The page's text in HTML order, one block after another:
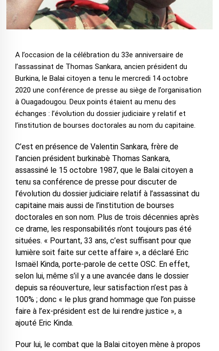
A l’occasion de la célébration du 33e anniversaire de
l’assassinat de Thomas Sankara, ancien président du
Burkina, le Balai citoyen a tenu le mercredi 14 octobre
2020 une conférence de presse au siège de l’organisation
à Ouagadougou. Deux points étaient au menu des
échanges : l’évolution du dossier judiciaire y relatif et
l’institution de bourses doctorales au nom du capitaine.
C’est en présence de Valentin Sankara, frère de
l’ancien président burkinabè Thomas Sankara,
assassiné le 15 octobre 1987, que le Balai citoyen a
tenu sa conférence de presse pour discuter de
l’évolution du dossier judiciaire relatif à l’assassinat du
capitaine mais aussi de l’institution de bourses
doctorales en son nom. Plus de trois décennies après
ce drame, les responsabilités n’ont toujours pas été
situées. « Pourtant, 33 ans, c’est suffisant pour que
lumière soit faite sur cette affaire », a déclaré Eric
Ismaël Kinda, porte-parole de cette OSC. En effet,
selon lui, même s’il y a une avancée dans le dossier
depuis sa réouverture, leur satisfaction n’est pas à
100% ; donc « le plus grand hommage que l’on puisse
faire à l’ex-président est de lui rendre justice », a
ajouté Eric Kinda.
Pour lui, le combat que la Balai citoyen mène à propos